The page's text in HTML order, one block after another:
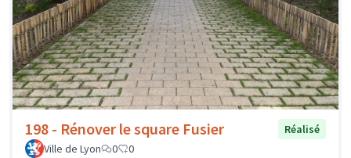
198 - Rénover le square Fusier
Réalisé
Ville de Lyon
0 0